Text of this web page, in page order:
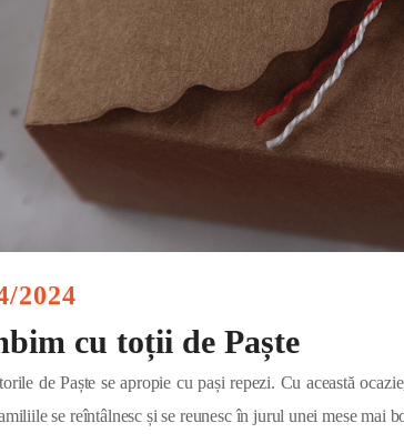
2024
cu toții de Paște
de Paște se apropie cu pași repezi. Cu această
se reîntâlnesc și se reunesc în jurul unei mese mai